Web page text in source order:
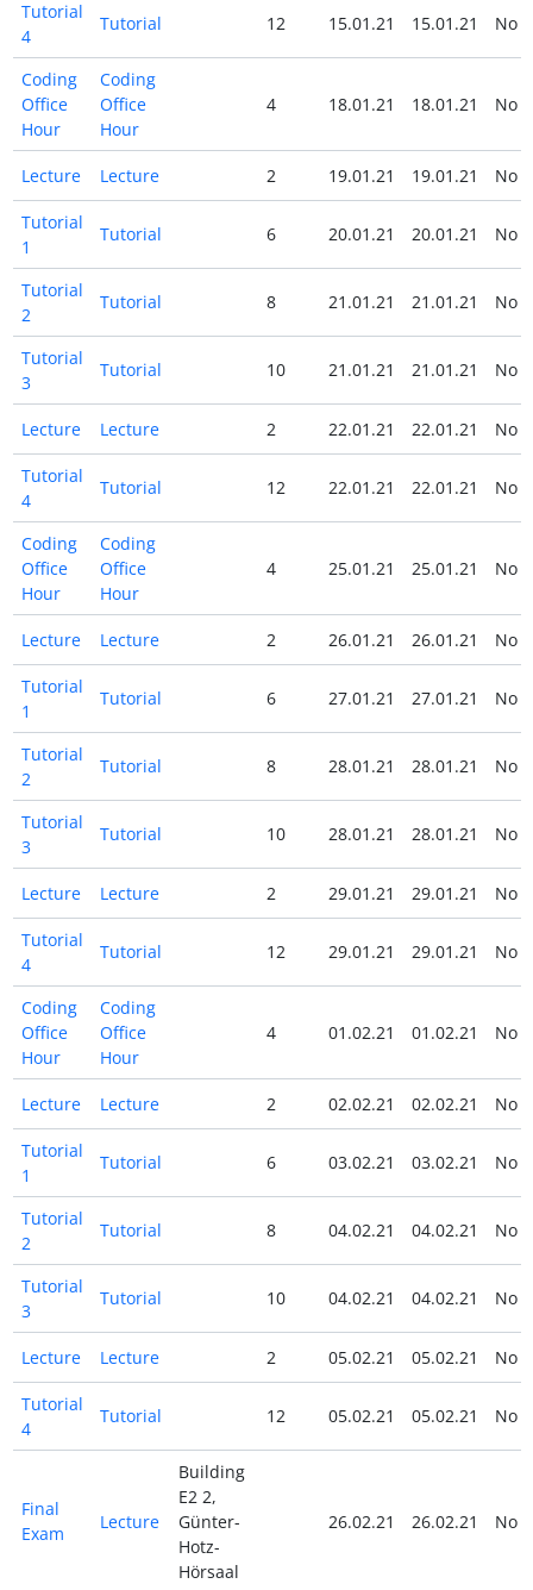
Tutorial
4
Tutorial 12 15.01.21 15.01.21 No
Coding
Office
Hour
Coding
Office
Hour
4 18.01.21 18.01.21 No
Lecture Lecture 2 19.01.21 19.01.21 No
Tutorial
1
Tutorial 6 20.01.21 20.01.21 No
Tutorial
2
Tutorial 8 21.01.21 21.01.21 No
Tutorial
3
Tutorial 10 21.01.21 21.01.21 No
Lecture Lecture 2 22.01.21 22.01.21 No
Tutorial
4
Tutorial 12 22.01.21 22.01.21 No
Coding
Office
Hour
Coding
Office
Hour
4 25.01.21 25.01.21 No
Lecture Lecture 2 26.01.21 26.01.21 No
Tutorial
1
Tutorial 6 27.01.21 27.01.21 No
Tutorial
2
Tutorial 8 28.01.21 28.01.21 No
Tutorial
3
Tutorial 10 28.01.21 28.01.21 No
Lecture Lecture 2 29.01.21 29.01.21 No
Tutorial
4
Tutorial 12 29.01.21 29.01.21 No
Coding
Office
Hour
Coding
Office
Hour
4 01.02.21 01.02.21 No
Lecture Lecture 2 02.02.21 02.02.21 No
Tutorial
1
Tutorial 6 03.02.21 03.02.21 No
Tutorial
2
Tutorial 8 04.02.21 04.02.21 No
Tutorial
3
Tutorial 10 04.02.21 04.02.21 No
Lecture Lecture 2 05.02.21 05.02.21 No
Tutorial
4
Tutorial 12 05.02.21 05.02.21 No
Final
Exam
Lecture
Building
E2 2,
Günter-
Hotz-
Hörsaal
26.02.21 26.02.21 No